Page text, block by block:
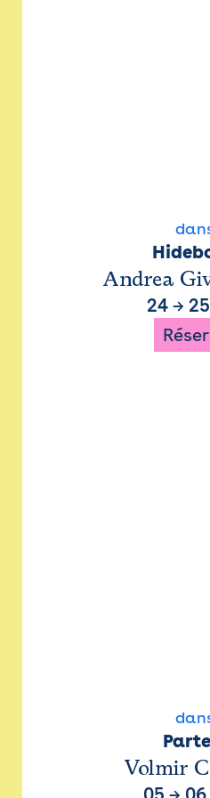
Andrea
24→
Volmir